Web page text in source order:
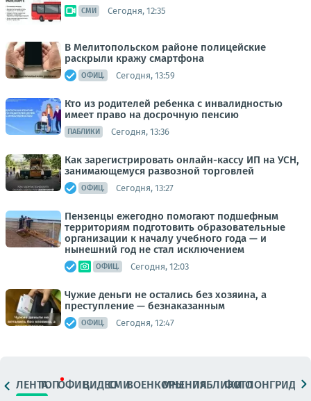
СМИ Сегодня, 12:35
В Мелитопольском районе полицейские
раскрыли кражу смартфона
ОФИЦ. Сегодня, 13:59
Кто из родителей ребенка с инвалидностью
имеет право на досрочную пенсию
ПАБЛИКИ Сегодня, 13:36
Как зарегистрировать онлайн-кассу ИП на УСН,
занимающемуся развозной торговлей
ОФИЦ. Сегодня, 13:27
Пензенцы ежегодно помогают подшефным
территориям подготовить образовательные
организации к началу учебного года — и
нынешний год не стал исключением
ОФИЦ. Сегодня, 12:03
Чужие деньги не остались без хозяина, а
преступление — безнаказанным
ОФИЦ. Сегодня, 12:47
ЛЕНТАТОПОФИЦ.ВИДЕОСМИВОЕНКОРЫМНЕНИЯПАБЛИКИ
ФОТОЛОНГРИДЫ